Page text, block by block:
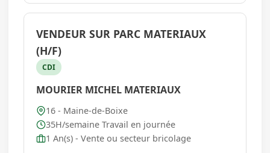
VENDEUR SUR PARC MATERIAUX
(H/F)
CDI
MOURIER MICHEL MATERIAUX
16 - Maine-de-Boixe
35H/semaine Travail en journée
1 An(s) - Vente ou secteur bricolage